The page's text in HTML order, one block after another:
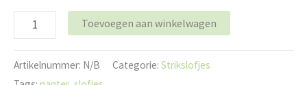
Toevoegen aan winkelwagen
Artikelnummer: N/B Categorie: Strikslofjes